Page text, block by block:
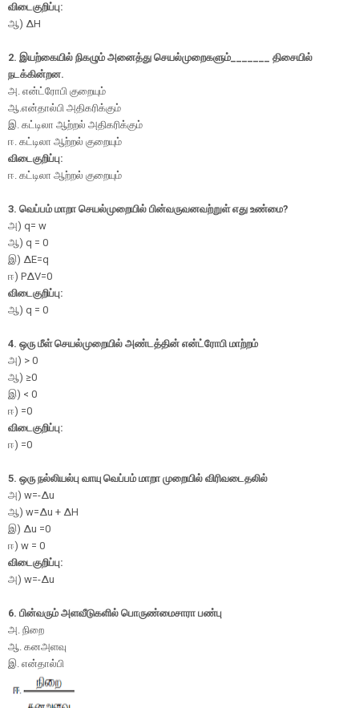
விடைகுறிப்பு:
ஆ) ΔH
2. இயற்கையில் நிகழும் அனைத்து செயல்முறைகளும்_______ திசையில்
நடக்கின்றன.
அ. என்ட்ரோபி குறையும்
ஆ.என்தால்பி அதிகரிக்கும்
இ. கட்டிலா ஆற்றல் அதிகரிக்கும்
ஈ. கட்டிலா ஆற்றல் குறையும்
விடைகுறிப்பு:
ஈ. கட்டிலா ஆற்றல் குறையும்
3. வெப்பம் மாறா செயல்முறையில் பின்வருவனவற்றுள் எது உண்மை?
அ) q= w
ஆ) q = 0
இ) ΔE=q
ஈ) PΔV=0
விடைகுறிப்பு:
ஆ) q = 0
4. ஒரு மீள் செயல்முறையில் அண்டத்தின் என்ட்ரோபி மாற்றம்
அ) > 0
ஆ) ≥0
இ) < 0
ஈ) =0
விடைகுறிப்பு:
ஈ) =0
5. ஒரு நல்லியல்பு வாயு வெப்பம் மாறா முறையில் விரிவடைதலில்
அ) w=-Δu
ஆ) w=Δu + ΔH
இ) Δu =0
ஈ) w = 0
விடைகுறிப்பு:
அ) w=-Δu
6. பின்வரும் அளவீடுகளில் பொருண்மைசாரா பண்பு
அ. நிறை
ஆ. கனஅளவு
இ. என்தால்பி